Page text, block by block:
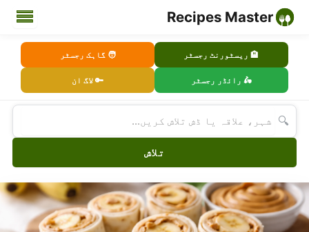
Recipes Master
🏨 ریسٹورنٹ رجسٹر 🧑 گاہک رجسٹر
🛵 رائڈر رجسٹر 🔑 لاگ ان
🔍
تلاش